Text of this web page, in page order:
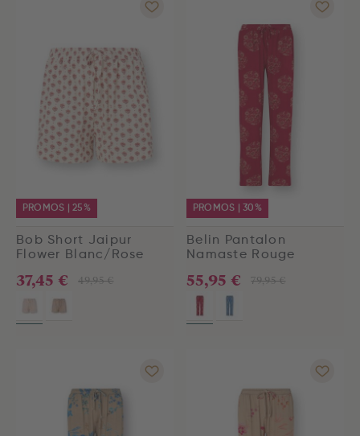
PROMOS | 25%
Bob Short Jaipur
Flower Blanc/Rose
49,95 €
37,45 €
PROMOS | 30%
Belin Pantalon
Namaste Rouge
79,95 €
55,95 €